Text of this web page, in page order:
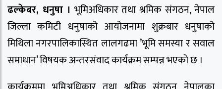
ढल्केबर, धनुषा । भूमिअधिकार तथा श्रमिक संगठन, नेपाल
जिल्ला कमिटी धनुषाको आयोजनामा शुक्रबार धनुषाको
मिथिला नगरपालिकास्थित लालगढमा ’भूमि समस्या र सवाल
समाधान’ विषयक अन्तरसंवाद कार्यक्रम सम्पन्न भएको छ ।